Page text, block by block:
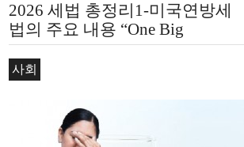
2026 세법 총정리1-미국연방세
법의 주요 내용 “One Big
Beautiful Bill Act(OBBBA)”
사회